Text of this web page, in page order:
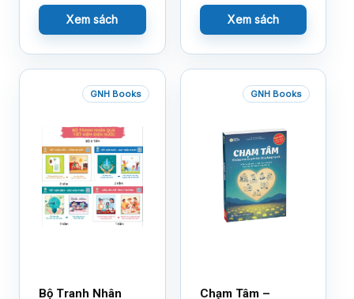
Xem sách Xem sách
GNH Books
Bộ Tranh Nhân
GNH Books
Chạm Tâm –